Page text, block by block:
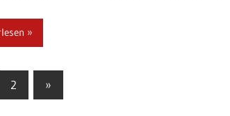
2
Nächste
Beiträge
»